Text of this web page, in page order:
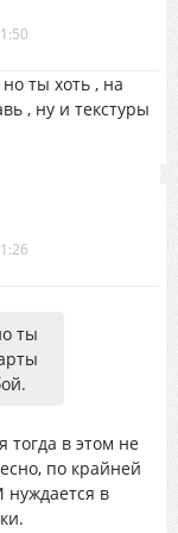
ты хоть , на
, ну и текстуры
ты
тогда в этом не
по крайней
нуждается в